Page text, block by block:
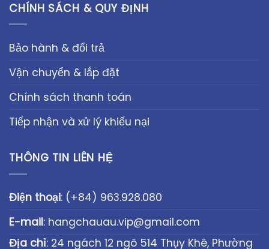
CHÍNH SÁCH & QUY ĐỊNH
Bảo hành & đổi trả
Vận chuyển & lắp đặt
Chính sách thanh toán
Tiếp nhận và xử lý khiếu nại
THÔNG TIN LIÊN HỆ
Điện thoại: (+84) 963.928.080
E-mail: hangchauau.vip@gmail.com
Địa chỉ: 24 ngách 12 ngõ 514 Thụy Khê, Phường